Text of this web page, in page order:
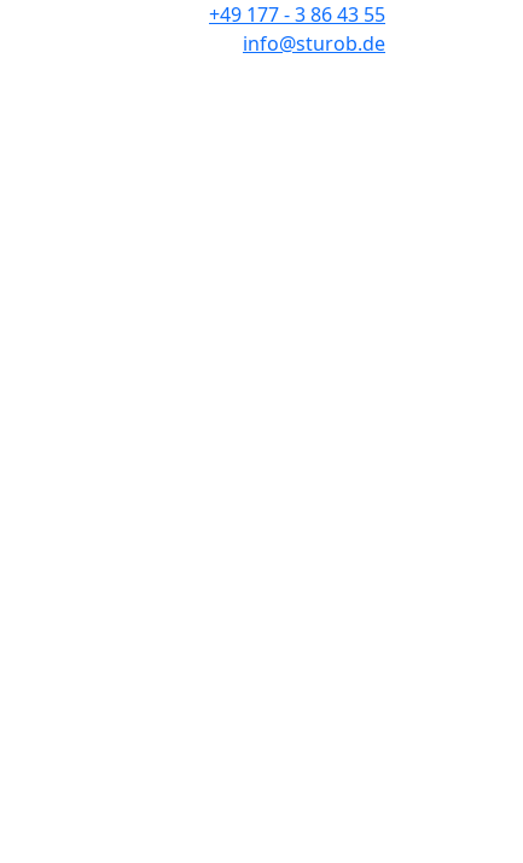
+49 177 - 3 86 43 55
info@sturob.de